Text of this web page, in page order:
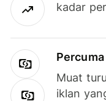
kadar
Muat
iklan